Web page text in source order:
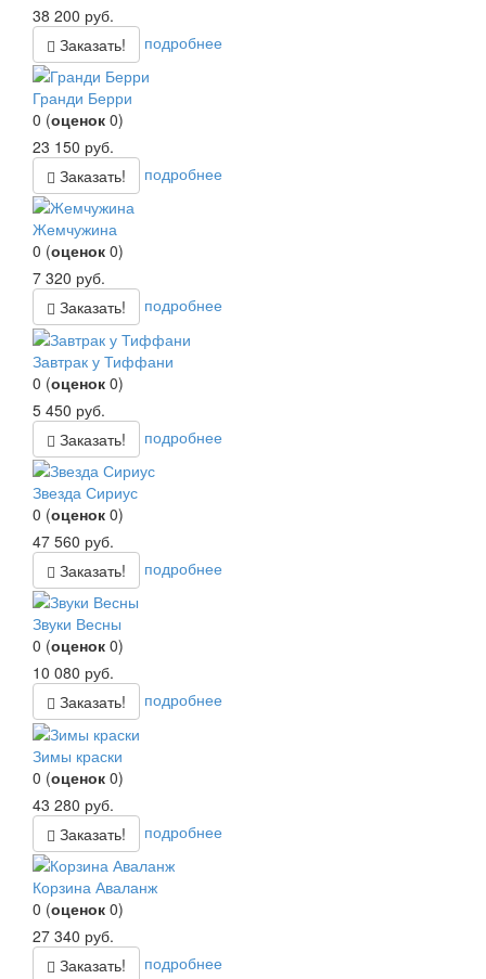
38 200 руб.
Заказать!
подробнее
Гранди Берри
0 (оценок 0)
23 150 руб.
Заказать!
подробнее
Жемчужина
0 (оценок 0)
7 320 руб.
Заказать!
подробнее
Завтрак у Тиффани
0 (оценок 0)
5 450 руб.
Заказать!
подробнее
Звезда Сириус
0 (оценок 0)
47 560 руб.
Заказать!
подробнее
Звуки Весны
0 (оценок 0)
10 080 руб.
Заказать!
подробнее
Зимы краски
0 (оценок 0)
43 280 руб.
Заказать!
подробнее
Корзина Аваланж
0 (оценок 0)
27 340 руб.
Заказать!
подробнее